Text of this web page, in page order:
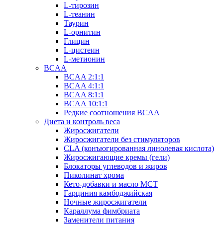
L-тирозин
L-теанин
Таурин
L-орнитин
Глицин
L-цистеин
L-метионин
BCAA
BCAA 2:1:1
BCAA 4:1:1
BCAA 8:1:1
BCAA 10:1:1
Редкие соотношения BCAA
Диета и контроль веса
Жиросжигатели
Жиросжигатели без стимуляторов
CLA (конъюгированная линолевая кислота)
Жиросжигающие кремы (гели)
Блокаторы углеводов и жиров
Пиколинат хрома
Кето-добавки и масло МСТ
Гарциния камбоджийская
Ночные жиросжигатели
Караллума фимбриата
Заменители питания